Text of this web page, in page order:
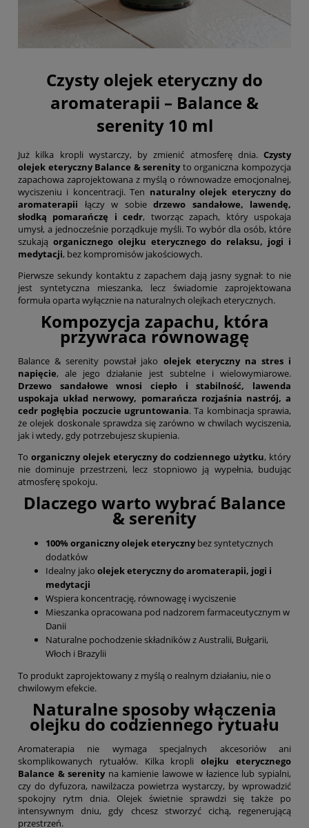
Czysty olejek eteryczny do
aromaterapii – Balance &
serenity 10 ml
Już kilka kropli wystarczy, by zmienić atmosferę dnia. Czysty
olejek eteryczny Balance & serenityto organiczna kompozycja
zapachowa zaprojektowana z myślą o równowadze emocjonalnej,
wyciszeniu i koncentracji. Ten naturalny olejek eteryczny do
aromaterapii łączy w sobie drzewo sandałowe, lawendę,
słodką pomarańczę i cedr, tworząc zapach, który uspokaja
umysł, a jednocześnie porządkuje myśli. To wybór dla osób, które
szukają organicznego olejku eterycznego do relaksu, jogi i
medytacji, bez kompromisów jakościowych.
Pierwsze sekundy kontaktu z zapachem dają jasny sygnał: to nie
jest syntetyczna mieszanka, lecz świadomie zaprojektowana
formuła oparta wyłącznie na naturalnych olejkach eterycznych.
Kompozycja zapachu, która
przywraca równowagę
Balance & serenity powstał jako olejek eteryczny na stres i
napięcie, ale jego działanie jest subtelne i wielowymiarowe.
Drzewo sandałowe wnosi ciepło i stabilność, lawenda
uspokaja układ nerwowy, pomarańcza rozjaśnia nastrój, a
cedr pogłębia poczucie ugruntowania. Ta kombinacja sprawia,
że olejek doskonale sprawdza się zarówno w chwilach wyciszenia,
jak i wtedy, gdy potrzebujesz skupienia.
To organiczny olejek eteryczny do codziennego użytku, który
nie dominuje przestrzeni, lecz stopniowo ją wypełnia, budując
atmosferę spokoju.
Dlaczego warto wybrać Balance
& serenity
100% organiczny olejek eterycznybez syntetycznych
dodatków
Idealny jako olejek eteryczny do aromaterapii, jogi i
medytacji
Wspiera koncentrację, równowagę i wyciszenie
Mieszanka opracowana pod nadzorem farmaceutycznym w
Danii
Naturalne pochodzenie składników z Australii, Bułgarii,
Włoch i Brazylii
To produkt zaprojektowany z myślą o realnym działaniu, nie o
chwilowym efekcie.
Naturalne sposoby włączenia
olejku do codziennego rytuału
Aromaterapia nie wymaga specjalnych akcesoriów ani
skomplikowanych rytuałów. Kilka kropliolejku eterycznego
Balance & serenityna kamienie lawowe w łazience lub sypialni,
czy do dyfuzora, nawilżacza powietrza wystarczy, by wprowadzić
spokojny rytm dnia. Olejek świetnie sprawdzi się także po
intensywnym dniu, gdy chcesz stworzyć cichą, regenerującą
przestrzeń.